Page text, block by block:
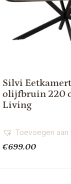
Silvi
olijfbruin 220
Living
€699.00
Toevoegen